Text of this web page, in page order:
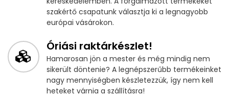
szakértő csapatunk választja ki a legnagyobb
európai vásárokon.
Óriási raktárkészlet!
Hamarosan jön a mester és még mindig nem
sikerült döntenie? A legnépszerűbb termékeinket
nagy mennyiségben készletezzük, így nem kell
heteket várnia a szállításra!